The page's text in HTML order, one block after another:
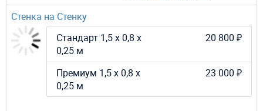
Стенка на Стенку
Стандарт 1,5 х 0,8 х
0,25 м
20 800 ₽
Премиум 1,5 х 0,8 х
0,25 м
23 000 ₽